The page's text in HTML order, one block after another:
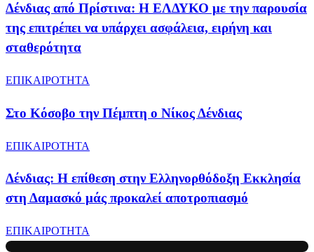
Δένδιας από Πρίστινα: Η ΕΛΔΥΚΟ με την παρουσία
της επιτρέπει να υπάρχει ασφάλεια, ειρήνη και
σταθερότητα
ΕΠΙΚΑΙΡΟΤΗΤΑ
Στο Κόσοβο την Πέμπτη ο Νίκος Δένδιας
ΕΠΙΚΑΙΡΟΤΗΤΑ
Δένδιας: Η επίθεση στην Ελληνορθόδοξη Εκκλησία
στη Δαμασκό μάς προκαλεί αποτροπιασμό
ΕΠΙΚΑΙΡΟΤΗΤΑ